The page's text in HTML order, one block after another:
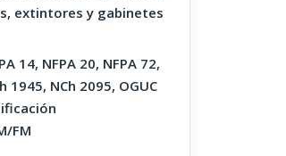
extintores y gabinetes
14, NFPA 20, NFPA 72,
1945, NCh 2095, OGUC
FM